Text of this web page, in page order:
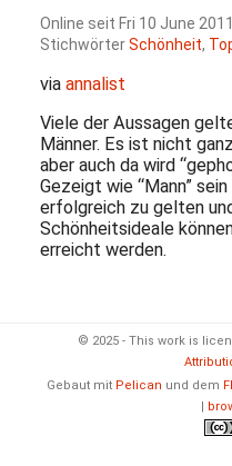
Online seit Fri 10 June
StichwörterSchönheit,
via annalist
Viele der Aussagen
Männer. Es ist nicht
aber auch da wird
Gezeigt wie “Mann”
erfolgreich zu gelten
Schönheitsideale
erreicht werden.
© 2025 - This work is
Gebaut mit Pelican und dem